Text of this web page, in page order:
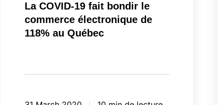
La COVID-19 fait bondir le
commerce électronique de
118% au Québec